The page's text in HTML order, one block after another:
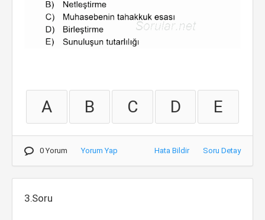
A B C D E
0 Yorum Yorum Yap Hata Bildir Soru Detay
3.Soru